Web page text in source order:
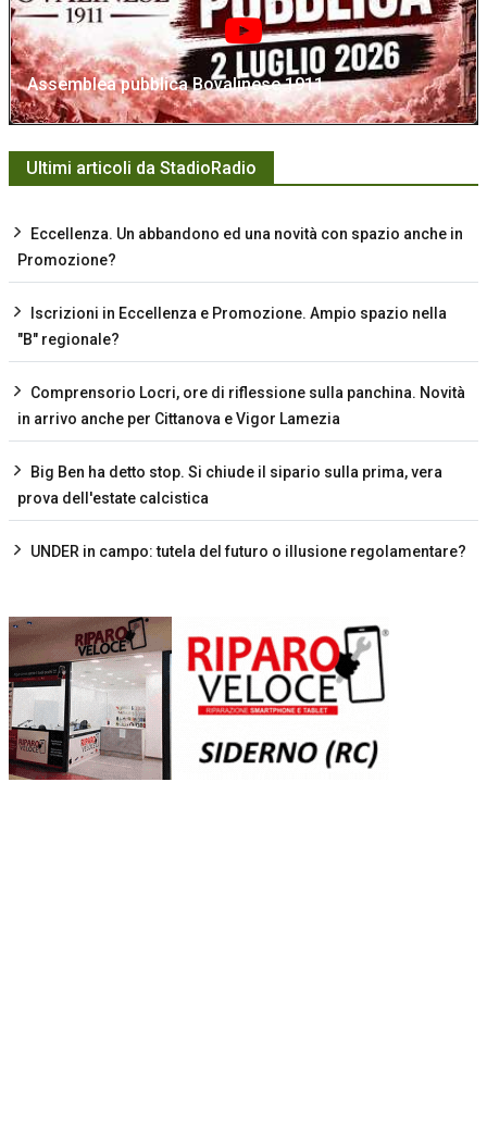
Assemblea pubblica Bovalinese 1911
Ultimi articoli da StadioRadio
Eccellenza. Un abbandono ed una novità con spazio anche in
Promozione?
Iscrizioni in Eccellenza e Promozione. Ampio spazio nella
"B" regionale?
Comprensorio Locri, ore di riflessione sulla panchina. Novità
in arrivo anche per Cittanova e Vigor Lamezia
Big Ben ha detto stop. Si chiude il sipario sulla prima, vera
prova dell'estate calcistica
UNDER in campo: tutela del futuro o illusione regolamentare?